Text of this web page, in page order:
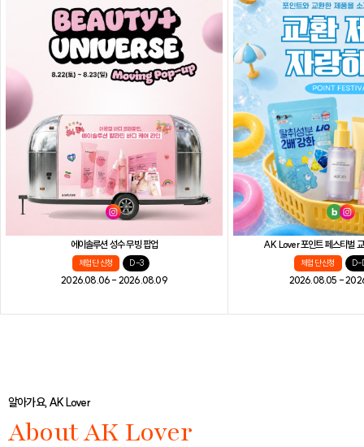
에이솔루션 성수 무빙 팝업
체험단 신청 D-3
2026.08.06 - 2026.08.09
AK Lover 포인트 페스티벌
체험단 신청 D-
2026.08.05 -
알아가요, AK Lover
About AK Lover